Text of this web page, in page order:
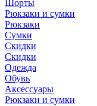
Шорты
Рюкзаки и сумки
Рюкзаки
Сумки
Скидки
Скидки
Одежда
Обувь
Аксессуары
Рюкзаки и сумки